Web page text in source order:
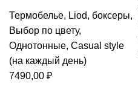
Термобелье, Liod, боксеры,
Выбор по цвету,
Однотонные, Casual style
(на каждый день)
7490,00 ₽